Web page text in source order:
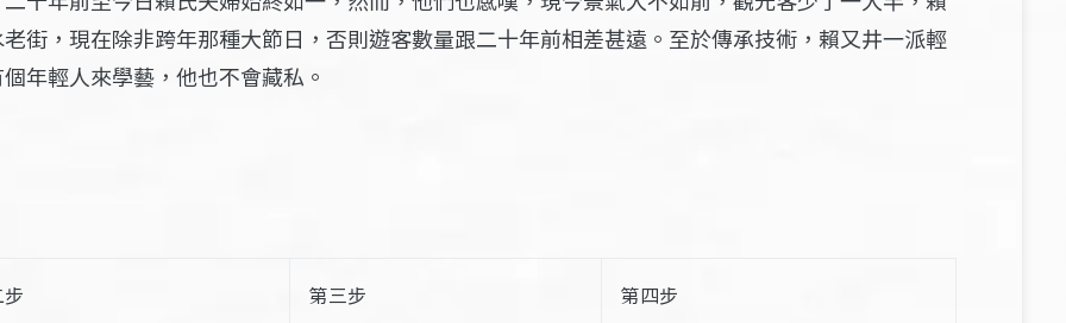
街，現在除非跨年那種大節日，否則遊客數量跟二十年前相差甚遠。​至於傳承技術，賴又井一派輕
年輕人來學藝，他也不會藏私。
第三步
第四步